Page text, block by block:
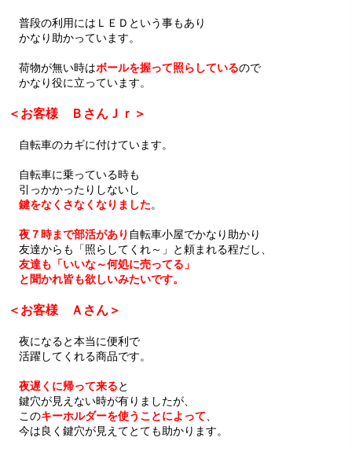
普段の利用にはＬＥＤという事もあり
かなり助かっています。
荷物が無い時はボールを握って照らしているので
かなり役に立っています。
＜お客様 ＢさんＪｒ＞
自転車のカギに付けています。
自転車に乗っている時も
引っかかったりしないし
鍵をなくさなくなりました。
夜７時まで部活があり 自転車小屋でかなり助かり
友達からも「照らしてくれ～」と頼まれる程だし、
友達も「いいな～何処に売ってる」
と聞かれ皆も欲しいみたいです。
＜お客様 Ａさん＞
夜になると本当に便利で
活躍してくれる商品です。
夜遅くに帰って来ると
鍵穴が見えない時が有りましたが、
このキーホルダーを使うことによって
今は良く鍵穴が見えてとても助かります。